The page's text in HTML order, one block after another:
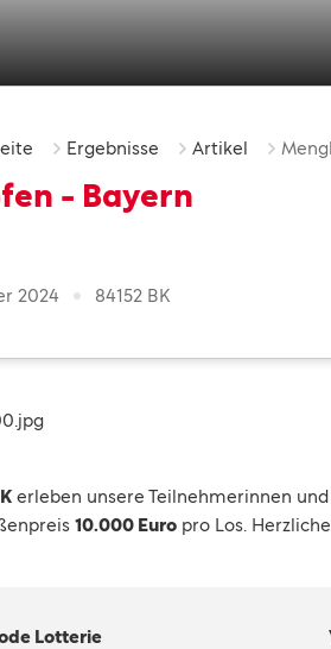
Ergebnisse Artikel
- Bayern
2024 84152 BK
erleben unsere Teilnehmerinnen
10.000 Euro pro Los.
Lotterie